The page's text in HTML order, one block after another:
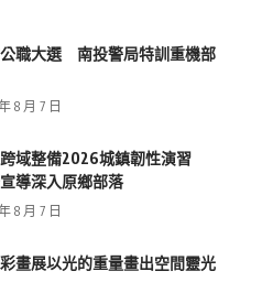
職大選 南投警局特訓重機部
8 月 7 日
域整備2026城鎮韌性演習
導深入原鄉部落
8 月 7 日
畫展以光的重量畫出空間靈光